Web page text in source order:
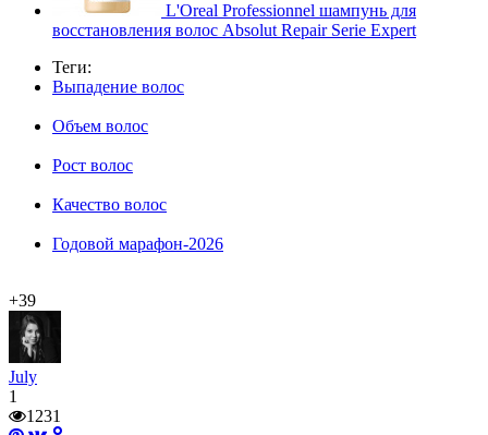
L'Oreal Professionnel шампунь для
восстановления волос Absolut Repair Serie Expert
Теги:
Выпадение волос
Объем волос
Рост волос
Качество волос
Годовой марафон-2026
+39
July
1
1231